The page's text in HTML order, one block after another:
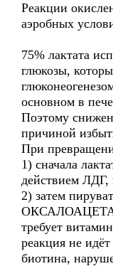
Реакции
аэробных
75% лактата
глюкозы,
основном в
Поэтому
причиной
При
1) сначала
действием ЛДГ,
2) затем
требует
реакция не
биотина,